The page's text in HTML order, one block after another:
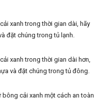
xanh trong thời gian dài, hãy
đặt chúng trong tủ lạnh.
xanh trong thời gian dài hơn,
và đặt chúng trong tủ đông.
cải xanh một cách an toàn